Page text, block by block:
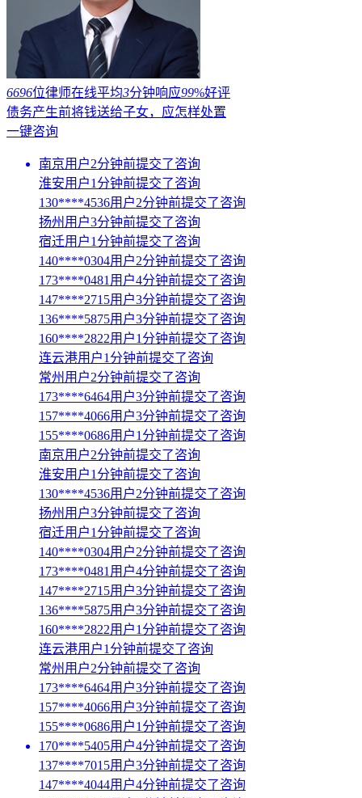
6696位律师在线平均3分钟响应99%好评
债务产生前将钱送给子女，应怎样处置
一键咨询
南京用户2分钟前提交了咨询
淮安用户1分钟前提交了咨询
130****4536用户2分钟前提交了咨询
扬州用户3分钟前提交了咨询
宿迁用户1分钟前提交了咨询
140****0304用户2分钟前提交了咨询
173****0481用户4分钟前提交了咨询
147****2715用户3分钟前提交了咨询
136****5875用户3分钟前提交了咨询
160****2822用户1分钟前提交了咨询
连云港用户1分钟前提交了咨询
常州用户2分钟前提交了咨询
173****6464用户3分钟前提交了咨询
157****4066用户3分钟前提交了咨询
155****0686用户1分钟前提交了咨询
南京用户2分钟前提交了咨询
淮安用户1分钟前提交了咨询
130****4536用户2分钟前提交了咨询
扬州用户3分钟前提交了咨询
宿迁用户1分钟前提交了咨询
140****0304用户2分钟前提交了咨询
173****0481用户4分钟前提交了咨询
147****2715用户3分钟前提交了咨询
136****5875用户3分钟前提交了咨询
160****2822用户1分钟前提交了咨询
连云港用户1分钟前提交了咨询
常州用户2分钟前提交了咨询
173****6464用户3分钟前提交了咨询
157****4066用户3分钟前提交了咨询
155****0686用户1分钟前提交了咨询
170****5405用户4分钟前提交了咨询
137****7015用户3分钟前提交了咨询
147****4044用户4分钟前提交了咨询